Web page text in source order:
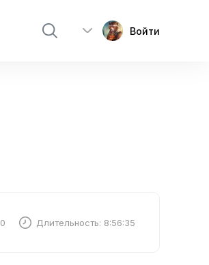
Войти
0 Длительность: 8:56:35